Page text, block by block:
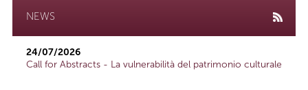
NEWS
24/07/2026
Call for Abstracts - La vulnerabilità del patrimonio culturale